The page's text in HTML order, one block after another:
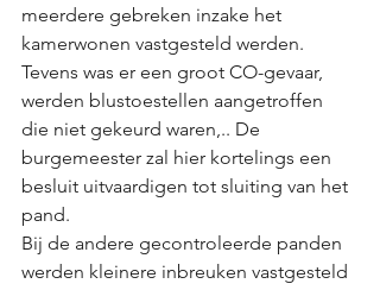
meerdere gebreken inzake het
kamerwonen vastgesteld werden.
Tevens was er een groot CO-gevaar,
werden blustoestellen aangetroffen
die niet gekeurd waren,.. De
burgemeester zal hier kortelings een
besluit uitvaardigen tot sluiting van het
pand.
Bij de andere gecontroleerde panden
werden kleinere inbreuken vastgesteld